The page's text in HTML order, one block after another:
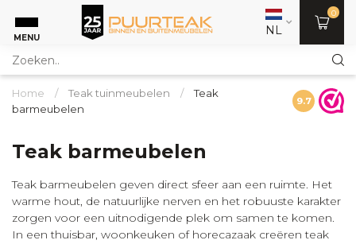
MENU NL
0
Home / Teak tuinmeubelen /
Teak
barmeubelen
9.7
Teak barmeubelen
Teak barmeubelen geven direct sfeer aan een ruimte. Het
warme hout, de natuurlijke nerven en het robuuste karakter
zorgen voor een uitnodigende plek om samen te komen.
In een thuisbar, woonkeuken of horecazaak creëren teak